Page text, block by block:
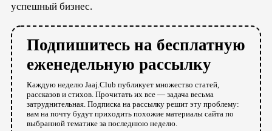
успешный бизнес.
Подпишитесь на бесплатную
еженедельную рассылку
Каждую неделю Jaaj.Club публикует множество статей,
рассказов и стихов. Прочитать их все — задача весьма
затруднительная. Подписка на рассылку решит эту проблему:
вам на почту будут приходить похожие материалы сайта по
выбранной тематике за последнюю неделю.